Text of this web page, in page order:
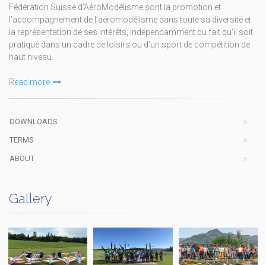
Fédération Suisse d’AéroModélisme sont la promotion et
l’accompagnement de l’aéromodélisme dans toute sa diversité et
la représentation de ses intérêts, indépendamment du fait qu’il soit
pratiqué dans un cadre de loisirs ou d’un sport de compétition de
haut niveau.
Read more
DOWNLOADS
TERMS
ABOUT
Gallery